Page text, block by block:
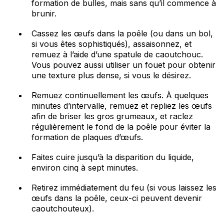
formation de bulles, mais sans qu’il commence à
brunir.
Cassez les œufs dans la poêle (ou dans un bol,
si vous êtes sophistiqués), assaisonnez, et
remuez à l’aide d’une spatule de caoutchouc.
Vous pouvez aussi utiliser un fouet pour obtenir
une texture plus dense, si vous le désirez.
Remuez continuellement les œufs. À quelques
minutes d’intervalle, remuez et repliez les œufs
afin de briser les gros grumeaux, et raclez
régulièrement le fond de la poêle pour éviter la
formation de plaques d’œufs.
Faites cuire jusqu’à la disparition du liquide,
environ cinq à sept minutes.
Retirez immédiatement du feu (si vous laissez les
œufs dans la poêle, ceux-ci peuvent devenir
caoutchouteux).